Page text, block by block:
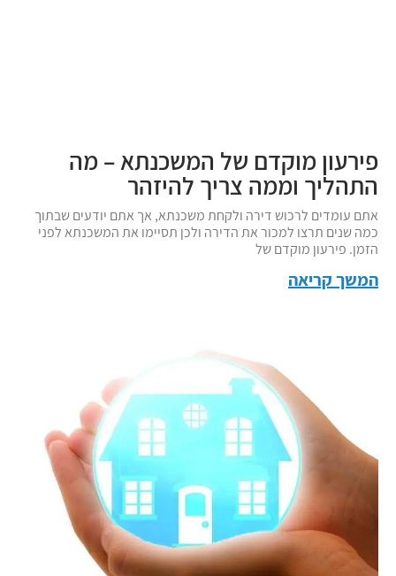
פירעון מוקדם של המשכנתא – מה
התהליך וממה צריך להיזהר
אתם עומדים לרכוש דירה ולקחת משכנתא, אך אתם יודעים שבתוך
כמה שנים תרצו למכור את הדירה ולכן תסיימו את המשכנתא לפני
הזמן. פירעון מוקדם של
המשך קריאה